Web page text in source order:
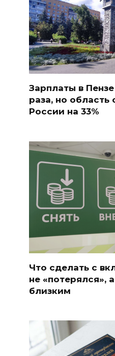
Зарплаты в
раза, но область
России на 33%
Что сделать с
не «потерялся»,
близким